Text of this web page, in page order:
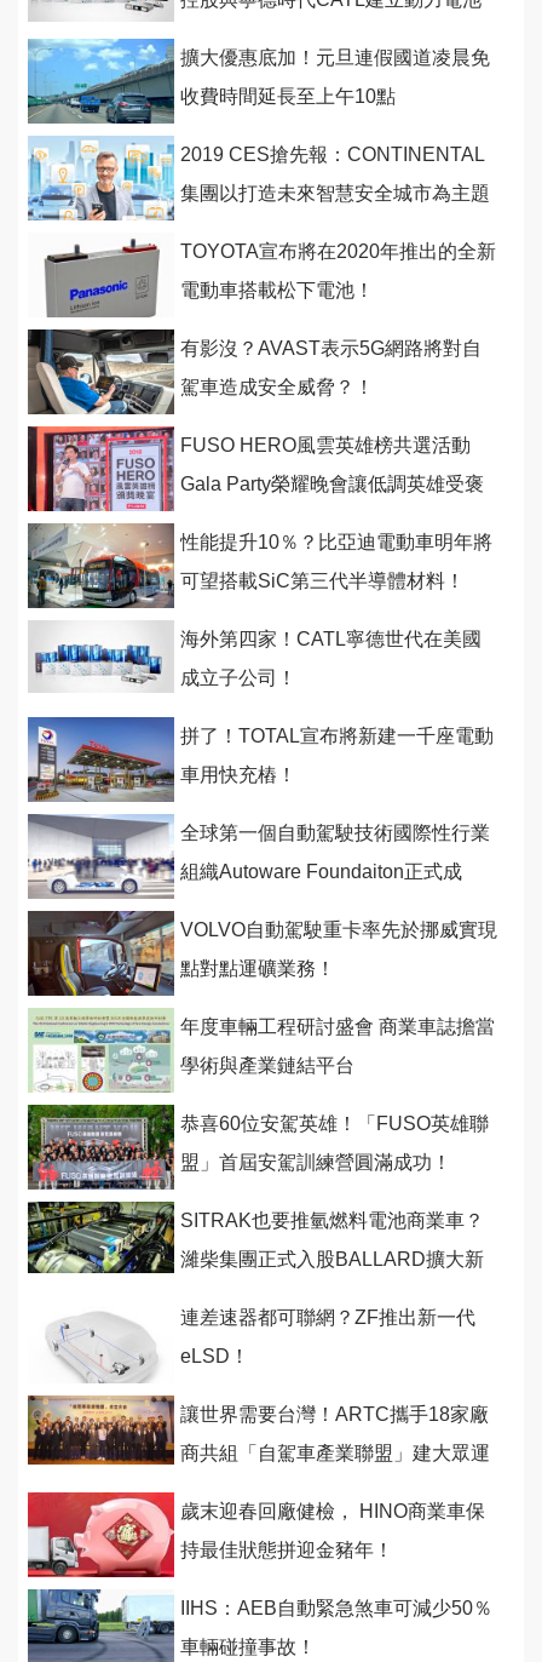
擴大優惠底加！元旦連假國道凌晨免
收費時間延長至上午10點
2019 CES搶先報：CONTINENTAL
集團以打造未來智慧安全城市為主題
TOYOTA宣布將在2020年推出的全新
電動車搭載松下電池！
有影沒？AVAST表示5G網路將對自
駕車造成安全威脅？！
FUSO HERO風雲英雄榜共選活動
Gala Party榮耀晚會讓低調英雄受褒
性能提升10％？比亞迪電動車明年將
可望搭載SiC第三代半導體材料！
海外第四家！CATL寧德世代在美國
成立子公司！
拼了！TOTAL宣布將新建一千座電動
車用快充樁！
全球第一個自動駕駛技術國際性行業
組織Autoware Foundaiton正式成
VOLVO自動駕駛重卡率先於挪威實現
點對點運礦業務！
年度車輛工程研討盛會 商業車誌擔當
學術與產業鏈結平台
恭喜60位安駕英雄！「FUSO英雄聯
盟」首屆安駕訓練營圓滿成功！
SITRAK也要推氫燃料電池商業車？
濰柴集團正式入股BALLARD擴大新
連差速器都可聯網？ZF推出新一代
eLSD！
讓世界需要台灣！ARTC攜手18家廠
商共組「自駕車產業聯盟」建大眾運
歲末迎春回廠健檢， HINO商業車保
持最佳狀態拼迎金豬年！
IIHS：AEB自動緊急煞車可減少50％
車輛碰撞事故！